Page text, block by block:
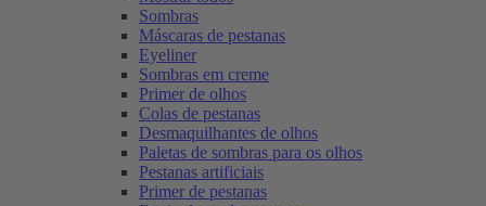
Sombras
Máscaras de pestanas
Eyeliner
Sombras em creme
Primer de olhos
Colas de pestanas
Desmaquilhantes de olhos
Paletas de sombras para os olhos
Pestanas artificiais
Primer de pestanas